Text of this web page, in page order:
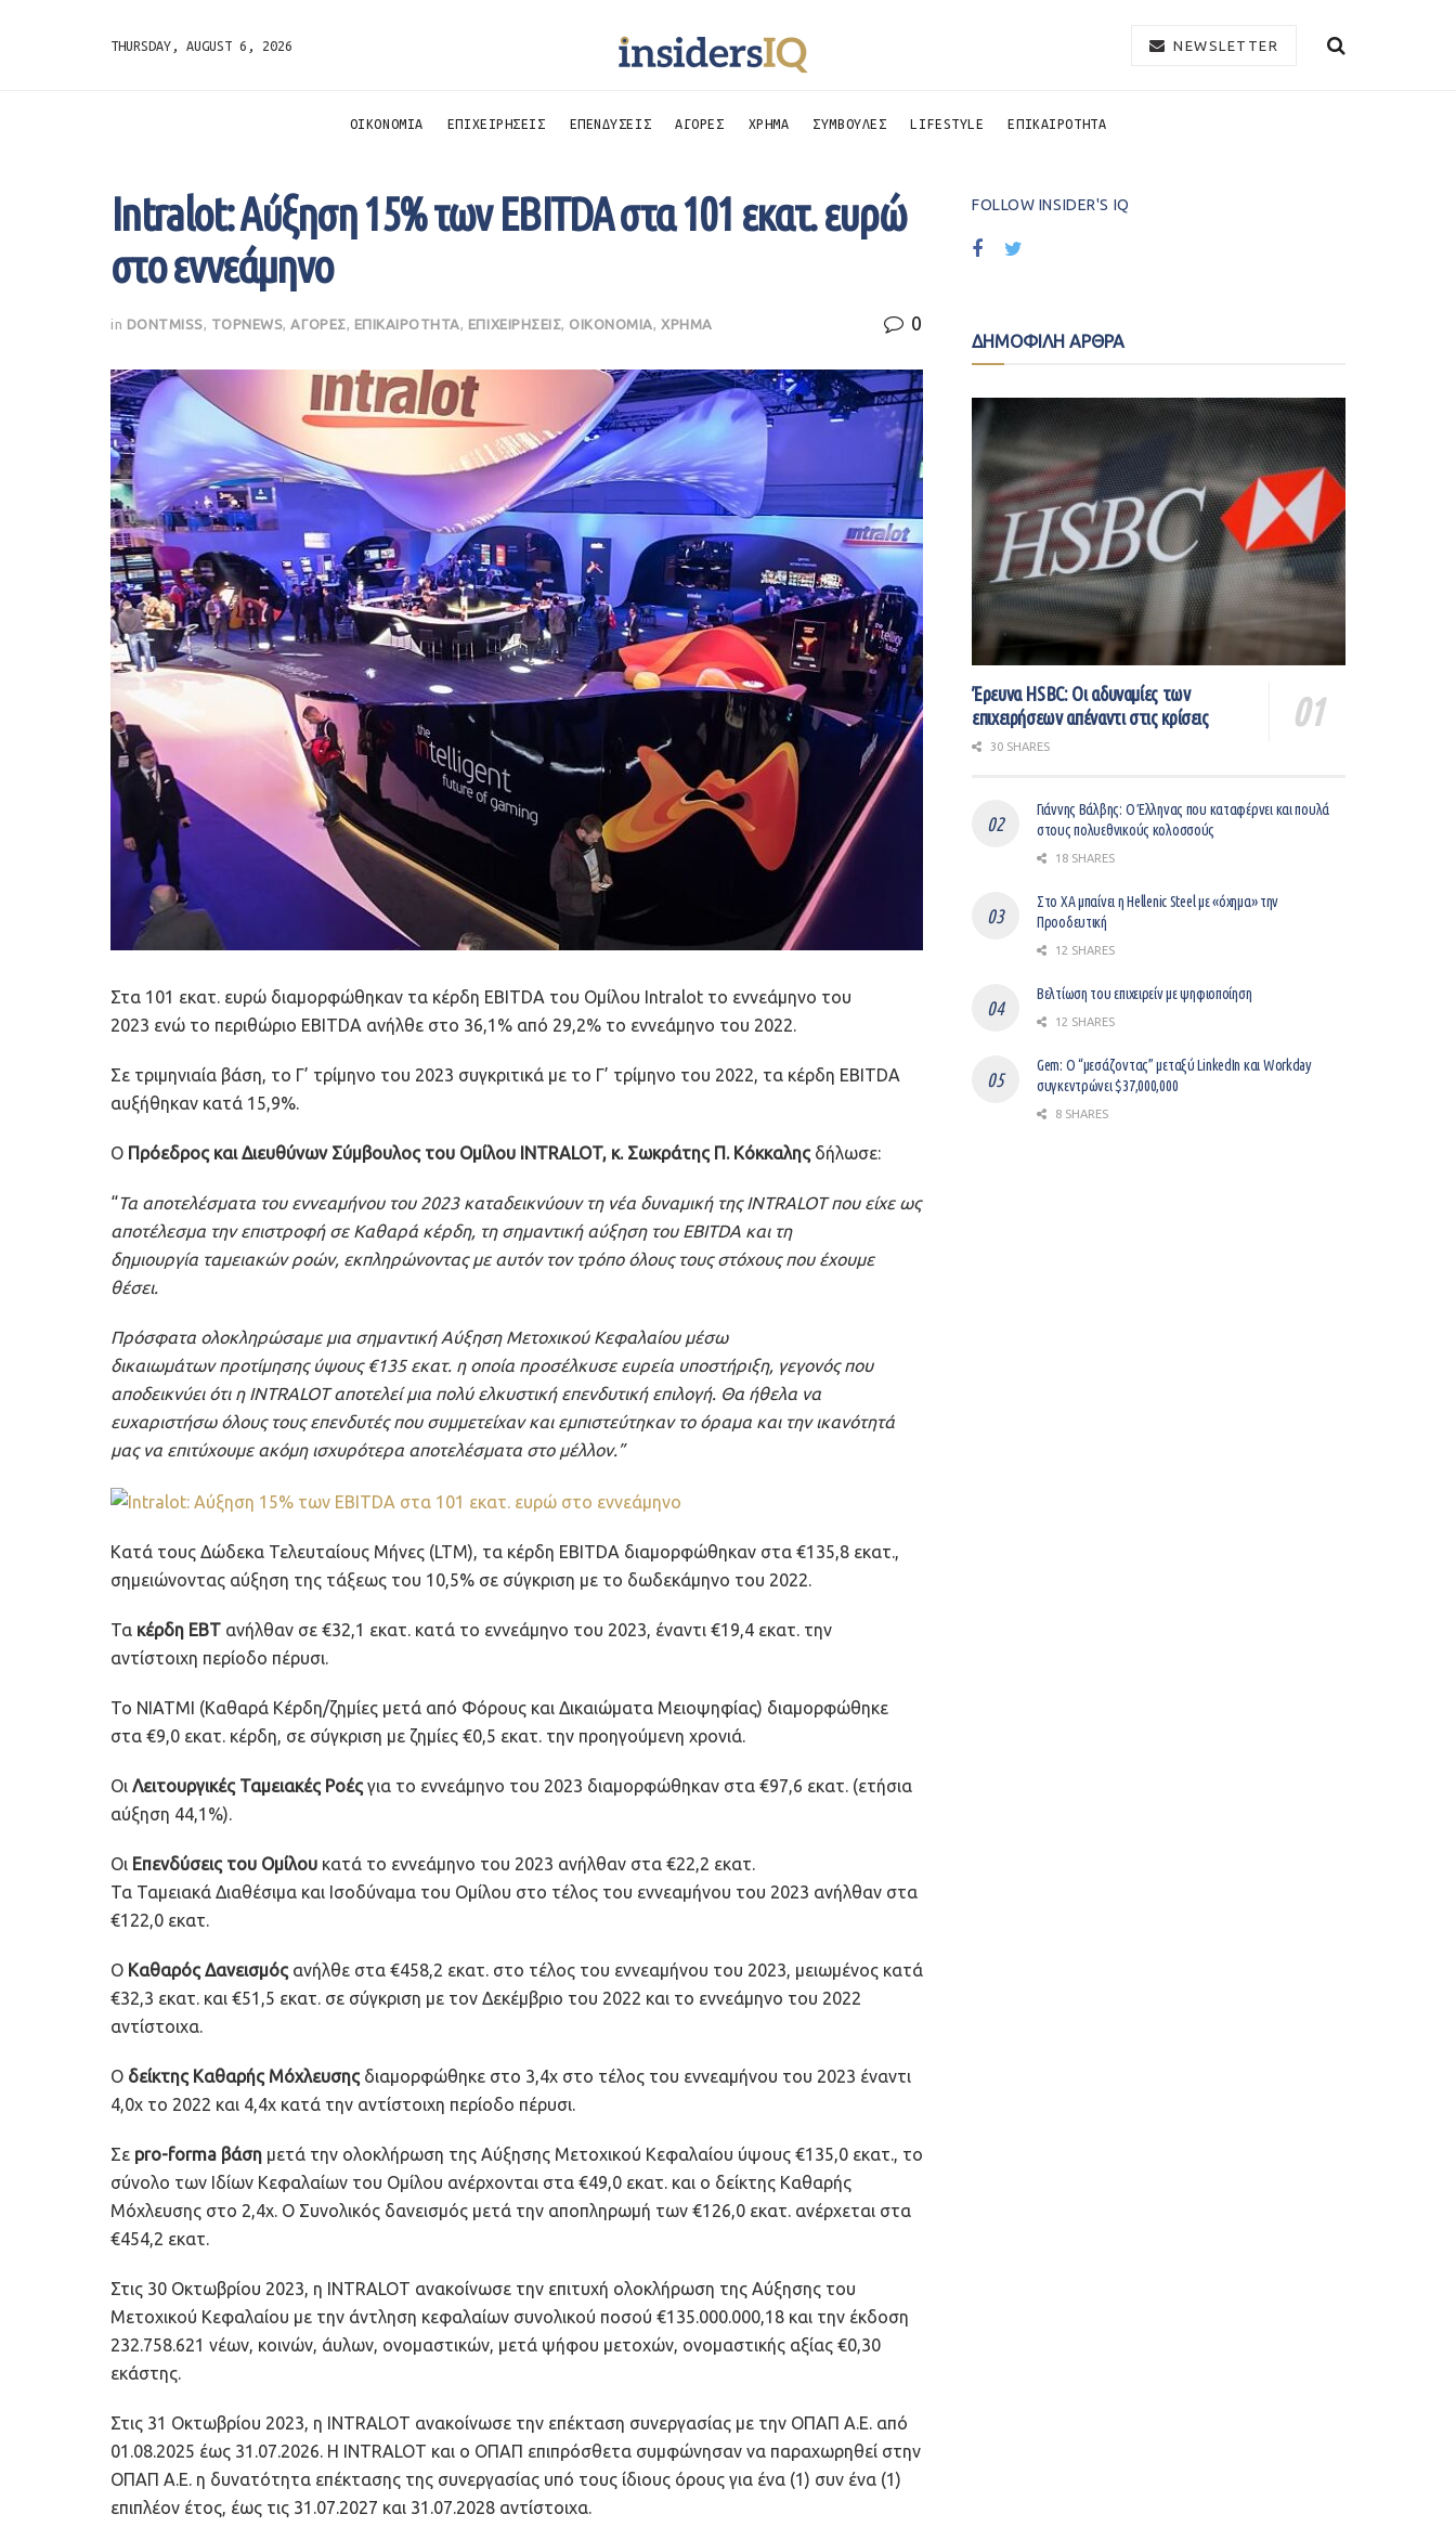
THURSDAY, AUGUST 6, 2026 NEWSLETTER
ΟΙΚΟΝΟΜΙΑ ΕΠΙΧΕΙΡΗΣΕΙΣ ΕΠΕΝΔΥΣΕΙΣ ΑΓΟΡΕΣ ΧΡΗΜΑ ΣΥΜΒΟΥΛΕΣ LIFESTYLE ΕΠΙΚΑΙΡΟΤΗΤΑ
Intralot: Αύξηση 15% των EBITDA στα 101 εκατ. ευρώ
στο εννεάμηνο
in DONTMISS TOPNEWS ΑΓΟΡΕΣ ΕΠΙΚΑΙΡΟΤΗΤΑ ΕΠΙΧΕΙΡΗΣΕΙΣ ΟΙΚΟΝΟΜΙΑ ΧΡΗΜΑ 0
Στα 101 εκατ. ευρώ διαμορφώθηκαν τα κέρδη EBITDA του Ομίλου Intralot το εννεάμηνο του
2023 ενώ το περιθώριο EBITDA ανήλθε στο 36,1% από 29,2% το εννεάμηνο του 2022.
Σε τριμηνιαία βάση, το Γ’ τρίμηνο του 2023 συγκριτικά με το Γ’ τρίμηνο του 2022, τα κέρδη EBITDA
αυξήθηκαν κατά 15,9%.
O Πρόεδρος και Διευθύνων Σύμβουλος του Ομίλου INTRALOT, κ. Σωκράτης Π. Κόκκαλης δήλωσε:
“Τα αποτελέσματα του εννεαμήνου του 2023 καταδεικνύουν τη νέα δυναμική της INTRALOT που είχε ως
αποτέλεσμα την επιστροφή σε Καθαρά κέρδη, τη σημαντική αύξηση του EBITDA και τη
δημιουργία ταμειακών ροών, εκπληρώνοντας με αυτόν τον τρόπο όλους τους στόχους που έχουμε
θέσει.
Πρόσφατα ολοκληρώσαμε μια σημαντική Αύξηση Μετοχικού Κεφαλαίου μέσω
δικαιωμάτων προτίμησης ύψους €135 εκατ. η οποία προσέλκυσε ευρεία υποστήριξη, γεγονός που
αποδεικνύει ότι η INTRALOT αποτελεί μια πολύ ελκυστική επενδυτική επιλογή. Θα ήθελα να
ευχαριστήσω όλους τους επενδυτές που συμμετείχαν και εμπιστεύτηκαν το όραμα και την ικανότητά
μας να επιτύχουμε ακόμη ισχυρότερα αποτελέσματα στο μέλλον.”
Κατά τους Δώδεκα Τελευταίους Μήνες (LTM), τα κέρδη EBITDA διαμορφώθηκαν στα €135,8 εκατ.,
σημειώνοντας αύξηση της τάξεως του 10,5% σε σύγκριση με το δωδεκάμηνο του 2022.
Τα κέρδη EBT ανήλθαν σε €32,1 εκατ. κατά το εννεάμηνο του 2023, έναντι €19,4 εκατ. την
αντίστοιχη περίοδο πέρυσι.
Το ΝΙΑΤΜΙ (Καθαρά Κέρδη/ζημίες μετά από Φόρους και Δικαιώματα Μειοψηφίας) διαμορφώθηκε
στα €9,0 εκατ. κέρδη, σε σύγκριση με ζημίες €0,5 εκατ. την προηγούμενη χρονιά.
Οι Λειτουργικές Ταμειακές Ροές για το εννεάμηνο του 2023 διαμορφώθηκαν στα €97,6 εκατ. (ετήσια
αύξηση 44,1%).
Οι Επενδύσεις του Ομίλου κατά το εννεάμηνο του 2023 ανήλθαν στα €22,2 εκατ.
Τα Ταμειακά Διαθέσιμα και Ισοδύναμα του Ομίλου στο τέλος του εννεαμήνου του 2023 ανήλθαν στα
€122,0 εκατ.
Ο Καθαρός Δανεισμός ανήλθε στα €458,2 εκατ. στο τέλος του εννεαμήνου του 2023, μειωμένος κατά
€32,3 εκατ. και €51,5 εκατ. σε σύγκριση με τον Δεκέμβριο του 2022 και το εννεάμηνο του 2022
αντίστοιχα.
O δείκτης Καθαρής Μόχλευσης διαμορφώθηκε στο 3,4x στο τέλος του εννεαμήνου του 2023 έναντι
4,0x το 2022 και 4,4x κατά την αντίστοιχη περίοδο πέρυσι.
Σε pro-forma βάση μετά την ολοκλήρωση της Αύξησης Μετοχικού Κεφαλαίου ύψους €135,0 εκατ., το
σύνολο των Ιδίων Κεφαλαίων του Ομίλου ανέρχονται στα €49,0 εκατ. και ο δείκτης Καθαρής
Μόχλευσης στο 2,4x. Ο Συνολικός δανεισμός μετά την αποπληρωμή των €126,0 εκατ. ανέρχεται στα
€454,2 εκατ.
Στις 30 Οκτωβρίου 2023, η INTRALOT ανακοίνωσε την επιτυχή ολοκλήρωση της Αύξησης του
Μετοχικού Κεφαλαίου με την άντληση κεφαλαίων συνολικού ποσού €135.000.000,18 και την έκδοση
232.758.621 νέων, κοινών, άυλων, ονομαστικών, μετά ψήφου μετοχών, ονομαστικής αξίας €0,30
εκάστης.
Στις 31 Οκτωβρίου 2023, η INTRALOT ανακοίνωσε την επέκταση συνεργασίας με την ΟΠΑΠ Α.Ε. από
01.08.2025 έως 31.07.2026. Η INTRALOT και ο ΟΠΑΠ επιπρόσθετα συμφώνησαν να παραχωρηθεί στην
ΟΠΑΠ Α.Ε. η δυνατότητα επέκτασης της συνεργασίας υπό τους ίδιους όρους για ένα (1) συν ένα (1)
επιπλέον έτος, έως τις 31.07.2027 και 31.07.2028 αντίστοιχα.
FOLLOW INSIDER'S IQ
ΔΗΜΟΦΙΛΗ ΑΡΘΡΑ
Έρευνα HSBC: Οι αδυναμίες των
επιχειρήσεων απέναντι στις κρίσεις
30 SHARES
Γιάννης Βάλβης: O Έλληνας που καταφέρνει και πουλά
στους πολυεθνικούς κολοσσούς
18 SHARES
Στο ΧΑ μπαίνει η Hellenic Steel με «όχημα» την
Προοδευτική
12 SHARES
Βελτίωση του επιχειρείν με ψηφιοποίηση
12 SHARES
Gem: Ο “μεσάζοντας” μεταξύ LinkedIn και Workday
συγκεντρώνει $37,000,000
8 SHARES